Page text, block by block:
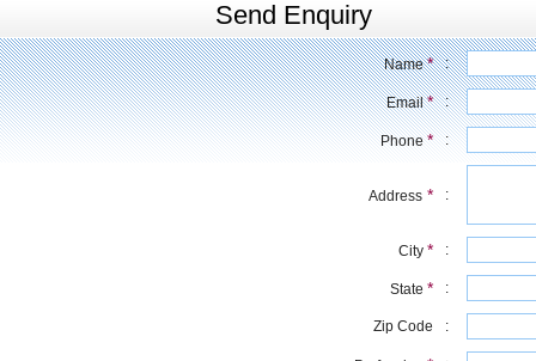
Send Enquiry
Name* :
Email* :
Phone* :
Address * :
City * :
State * :
Zip Code :